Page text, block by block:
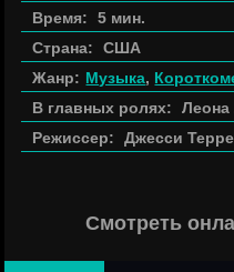
Время:
5 мин.
Страна:
США
Жанр: Музыка,
В главных ролях:
Режиссер:
Джесси
Смотреть